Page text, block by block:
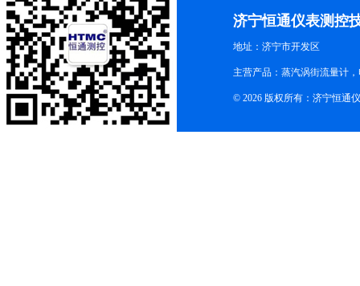
济宁恒通仪表测控
地址：济宁市开发区
主营产品：蒸汽涡街流量计
© 2026 版权所有：济宁恒通